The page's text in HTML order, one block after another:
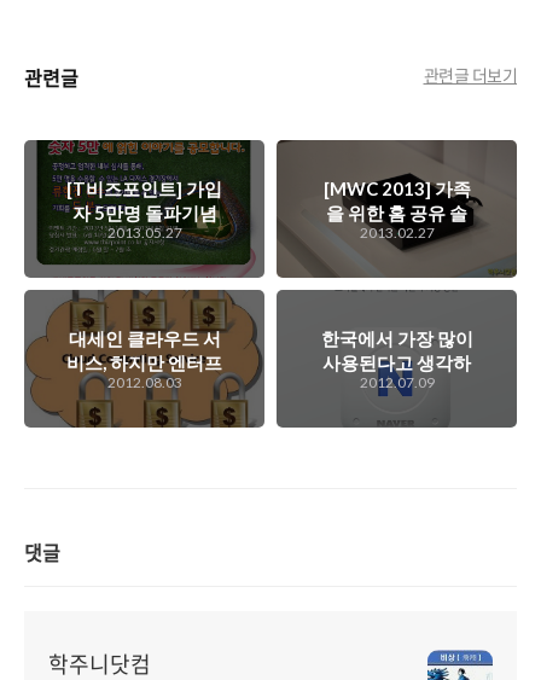
관련글 관련글 더보기
[T비즈포인트] 가입
자 5만명 돌파기념
이벤트 - 류현진 경
기를 보러 가자..
2013.05.27
[MWC 2013] 가족
을 위한 홈 공유 솔
루션. 온 가족의 컨
텐츠를 저장하고 공
유하는 홈싱크
2013.02.27
대세인 클라우드 서
비스, 하지만 엔터프
라이즈 영역에서는
반드시 넘어야 할 산
인 보안. 이들이 어
2012.08.03
한국에서 가장 많이
사용된다고 생각하
는 클라우드 서비스
N 드라이브, 그리고
2012.07.09
댓글
학주니닷컴